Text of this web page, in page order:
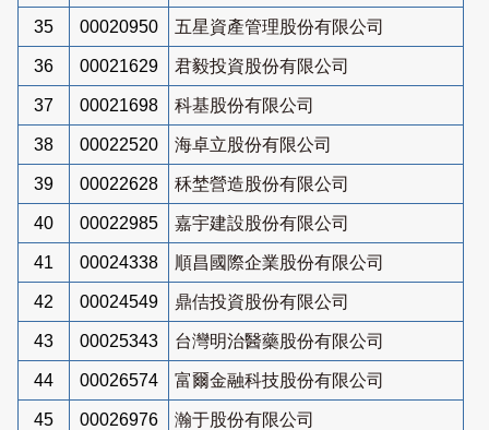
35 00020950 五星資產管理股份有限公司
36 00021629 君毅投資股份有限公司
37 00021698 科基股份有限公司
38 00022520 海卓立股份有限公司
39 00022628 秝埜營造股份有限公司
40 00022985 嘉宇建設股份有限公司
41 00024338 順昌國際企業股份有限公司
42 00024549 鼎佶投資股份有限公司
43 00025343 台灣明治醫藥股份有限公司
44 00026574 富爾金融科技股份有限公司
45 00026976 瀚于股份有限公司